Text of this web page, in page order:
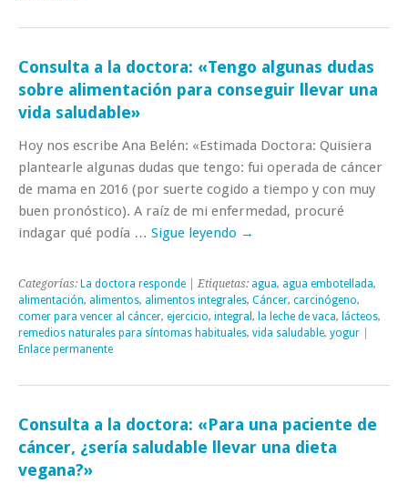
Consulta a la doctora: «Tengo algunas dudas
sobre alimentación para conseguir llevar una
vida saludable»
Hoy nos escribe Ana Belén: «Estimada Doctora: Quisiera
plantearle algunas dudas que tengo: fui operada de cáncer
de mama en 2016 (por suerte cogido a tiempo y con muy
buen pronóstico). A raíz de mi enfermedad, procuré
indagar qué podía … Sigue leyendo →
Categorías: La doctora responde | Etiquetas: agua, agua embotellada,
alimentación, alimentos, alimentos integrales, Cáncer, carcinógeno,
comer para vencer al cáncer, ejercicio, integral , la leche de vaca, lácteos,
remedios naturales para síntomas habituales, vida saludable, yogur
Enlace permanente
Consulta a la doctora: «Para una paciente de
cáncer, ¿sería saludable llevar una dieta
vegana?»